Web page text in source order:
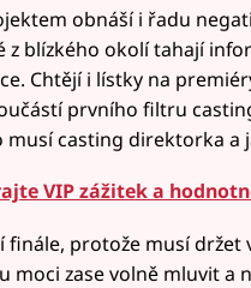
obnáší i řadu
z blízkého okolí tahají
Chtějí i lístky na
prvního filtru
casting direktorka a
VIP zážitek a
finále, protože musí
moci zase volně mluvit